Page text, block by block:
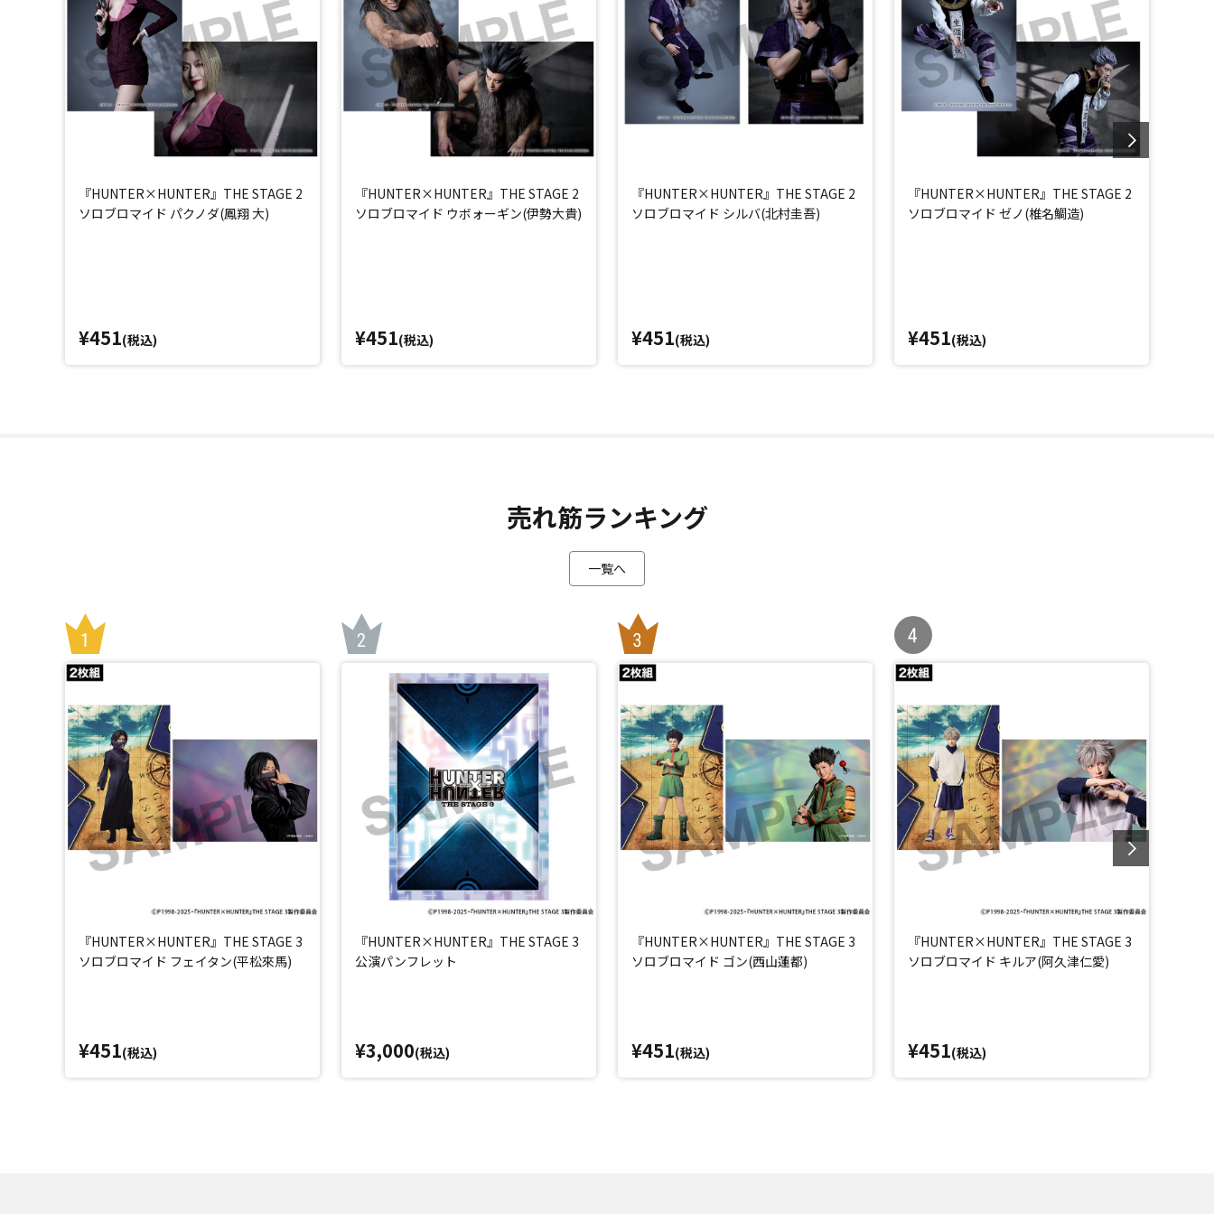
『HUNTER×HUNTER』THE STAGE 2
ソロブロマイド パクノダ(鳳翔 大)
¥451(税込)
『HUNTER×HUNTER』THE STAGE 2
ソロブロマイド ウボォーギン(伊勢大貴)
¥451(税込)
『HUNTER×HUNTER』THE STAGE 2
ソロブロマイド シルバ(北村圭吾)
¥451(税込)
『HUNTER×HUNTER』THE STAGE 2
ソロブロマイド ゼノ(椎名鯛造)
¥451(税込)
売れ筋ランキング
一覧へ
『HUNTER×HUNTER』THE STAGE 3
ソロブロマイド フェイタン(平松來馬)
¥451(税込)
『HUNTER×HUNTER』THE STAGE 3
公演パンフレット
¥3,000(税込)
『HUNTER×HUNTER』THE STAGE 3
ソロブロマイド ゴン(西山蓮都)
¥451(税込)
『HUNTER×HUNTER』THE STAGE 3
ソロブロマイド キルア(阿久津仁愛)
¥451(税込)